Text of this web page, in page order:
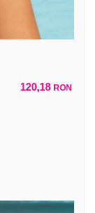
120,18 RON